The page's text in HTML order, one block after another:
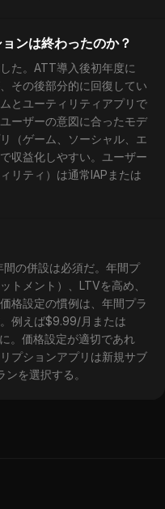
ンは終わったのか？
た。ATT導入後初年度に
その後部分的に回復してい
とユーティリティアプリで
ーザーの意図に合ったモデ
（ゲーム、ソーシャル、エ
収益化しやすい。ユーザー
リティ）は通常IAPまたは
の併設は必須だ。年間プ
トメント）、LTVを高め、
格設定の慣例は、年間プラ
例えば$9.99/月または
。価格設定が適切であれ
プションアプリは新規サブ
を選択する。